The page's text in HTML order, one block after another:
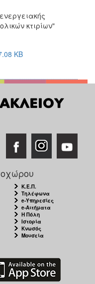
κτιρίων"
KB
Κ.Ε.Π.
Τηλέφωνα
e-Υπηρεσίες
e-Αιτήματα
Η Πόλη
Ιστορία
Κνωσός
Μουσεία